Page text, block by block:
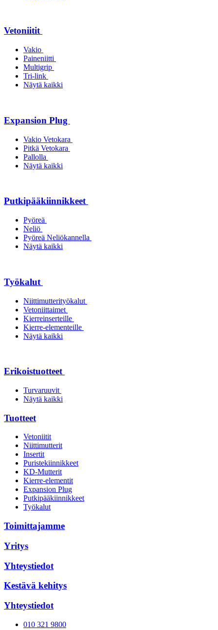
Vetoniitit
Vakio
Paineniitti
Multigrip
Tri-link
Näytä kaikki
Expansion Plug
Vakio Vetokara
Pitkä Vetokara
Pallolla
Näytä kaikki
Putkipääkiinnikkeet
Pyöreä
Neliö
Pyöreä Neliökannella
Näytä kaikki
Työkalut
Niittimutterityökalut
Vetoniittaimet
Kierreinserteille
Kierre-elementeille
Näytä kaikki
Erikoistuotteet
Turvaruuvit
Näytä kaikki
Tuotteet
Vetoniitit
Niittimutterit
Insertit
Puristekiinnikkeet
KD-Mutterit
Kierre-elementit
Expansion Plug
Putkipääkiinnikkeet
Työkalut
Toimittajamme
Yritys
Yhteystiedot
Kestävä kehitys
Yhteystiedot
010 321 9800